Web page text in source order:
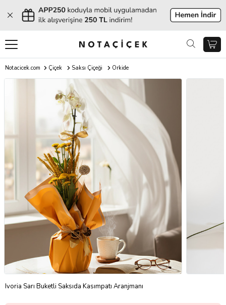
Notacicek.com Çiçek Saksı Çiçeği Orkide
Ivoria Sarı Buketli Saksıda Kasımpatı Aranjmanı